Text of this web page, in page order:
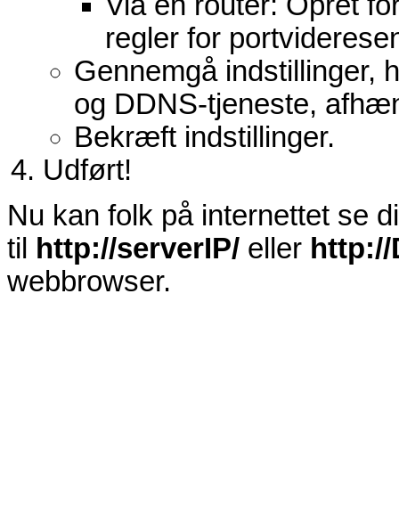
regler for
Gennemgå indstillinger,
og DDNS-tjeneste,
Bekræft indstillinger.
Udført!
Nu kan folk på internettet se
til
http://serverIP/ eller http://
webbrowser.